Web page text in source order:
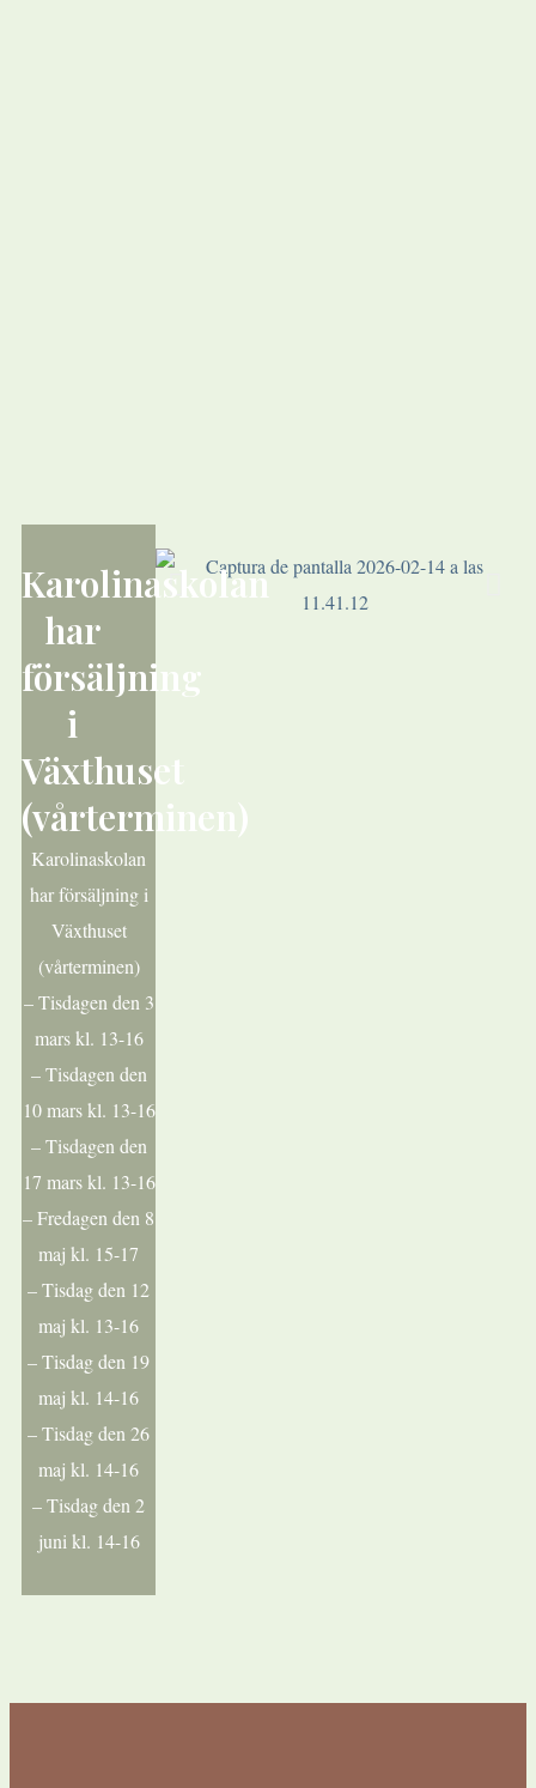
Karolinaskolan
har
försäljning
i
Växthuset
(vårterminen)
Karolinaskolan
har försäljning i
Växthuset
(vårterminen)
– Tisdagen den 3
mars kl. 13-16
– Tisdagen den
10 mars kl. 13-16
– Tisdagen den
17 mars kl. 13-16
– Fredagen den 8
maj kl. 15-17
– Tisdag den 12
maj kl. 13-16
– Tisdag den 19
maj kl. 14-16
– Tisdag den 26
maj kl. 14-16
– Tisdag den 2
juni kl. 14-16